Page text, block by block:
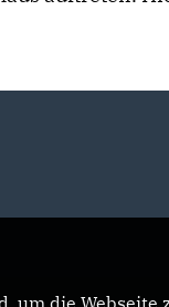
um die